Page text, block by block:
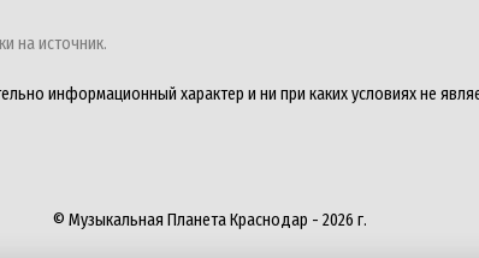
на источник.
информационный характер и ни при каких условиях не
© Музыкальная Планета Краснодар - 2026 г.